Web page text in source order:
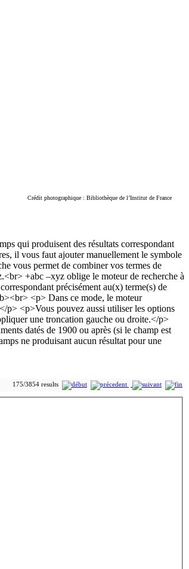
Crédit photographique : Bibliothèque de l’Institut de France
175/3854 results